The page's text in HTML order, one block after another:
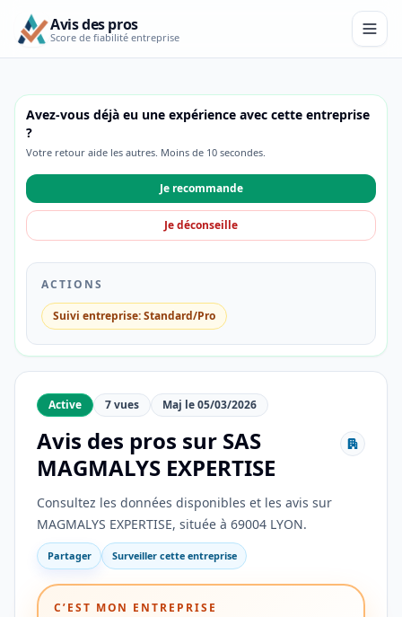
Avis des pros
Score de fiabilité entreprise
Active 7 vues Maj le 05/03/2026
Avis des pros sur SAS
MAGMALYS EXPERTISE
Consultez les données disponibles et les avis sur
MAGMALYS EXPERTISE, située à 69004 LYON.
Partager Surveiller cette entreprise
C’EST MON ENTREPRISE
Avez-vous déjà eu une expérience avec cette entreprise
?
Votre retour aide les autres. Moins de 10 secondes.
Je recommande
Je déconseille
ACTIONS
Suivi entreprise: Standard/Pro